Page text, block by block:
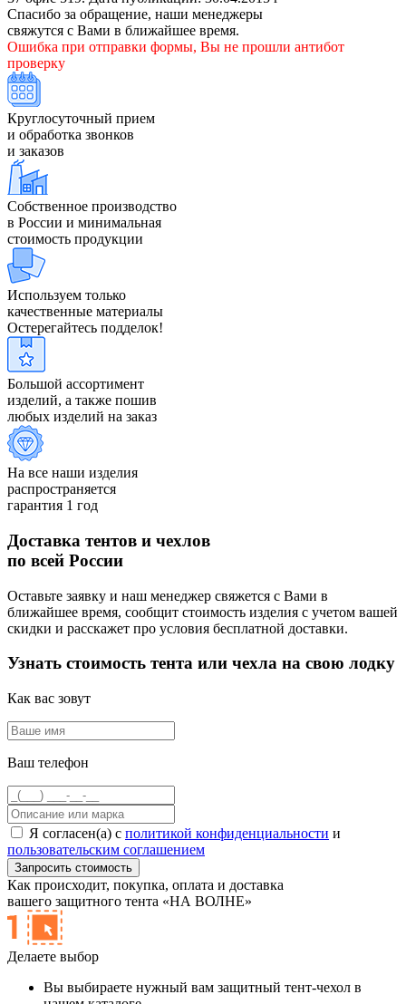
Спасибо за обращение, наши менеджеры
свяжутся с Вами в ближайшее время.
Ошибка при отправки формы, Вы не прошли антибот
проверку
Круглосуточный прием
и обработка звонков
и заказов
Собственное производство
в России и минимальная
стоимость продукции
Используем только
качественные материалы
Остерегайтесь подделок!
Большой ассортимент
изделий, а также пошив
любых изделий на заказ
На все наши изделия
распространяется
гарантия 1 год
Доставка тентов и чехлов
по всей России
Оставьте заявку и наш менеджер свяжется с Вами в
ближайшее время, сообщит стоимость изделия с учетом вашей
скидки и расскажет про условия бесплатной доставки.
Узнать стоимость тента или чехла на свою лодку
Как вас зовут
Ваш телефон
Я согласен(а) с политикой конфиденциальности и
пользовательским соглашением
Как происходит, покупка, оплата и доставка
вашего защитного тента «НА ВОЛНЕ»
Делаете выбор
Вы выбираете нужный вам защитный тент-чехол в